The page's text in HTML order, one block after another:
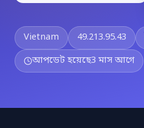
Vietnam 49.213.95.43
আপডেট হয়েছে3 মাস আগে